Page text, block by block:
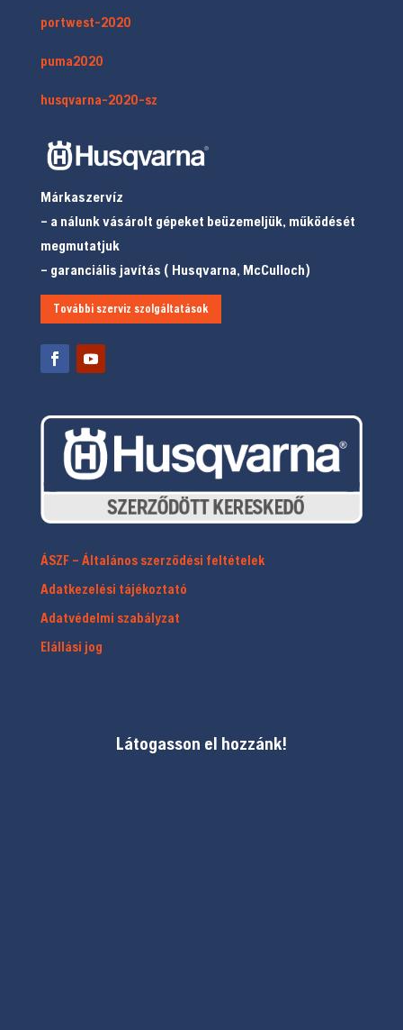
portwest-2020
puma2020
husqvarna-2020-sz
Márkaszervíz
– a nálunk vásárolt gépeket beüzemeljük, működését
megmutatjuk
– garanciális javítás ( Husqvarna, McCulloch)
További szerviz szolgáltatások
ÁSZF – Általános szerződési feltételek
Adatkezelési tájékoztató
Adatvédelmi szabályzat
Elállási jog
Látogasson el hozzánk!